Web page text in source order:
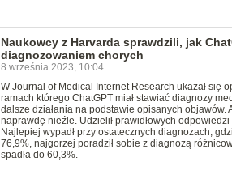
Naukowcy z Harvarda sprawdzili, jak
diagnozowaniem chorych
8 września 2023, 10:04
W Journal of Medical Internet Research ukazał się
ramach którego ChatGPT miał stawiać diagnozy
dalsze działania na podstawie opisanych objawów.
naprawdę nieźle. Udzielił prawidłowych
Najlepiej wypadł przy ostatecznych diagnozach,
76,9%, najgorzej poradził sobie z diagnozą
spadła do 60,3%.